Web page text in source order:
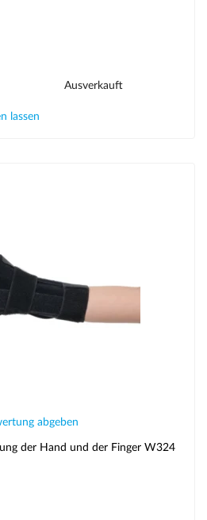
Ausverkauft
lassen
abgeben
der Hand und der Finger W324